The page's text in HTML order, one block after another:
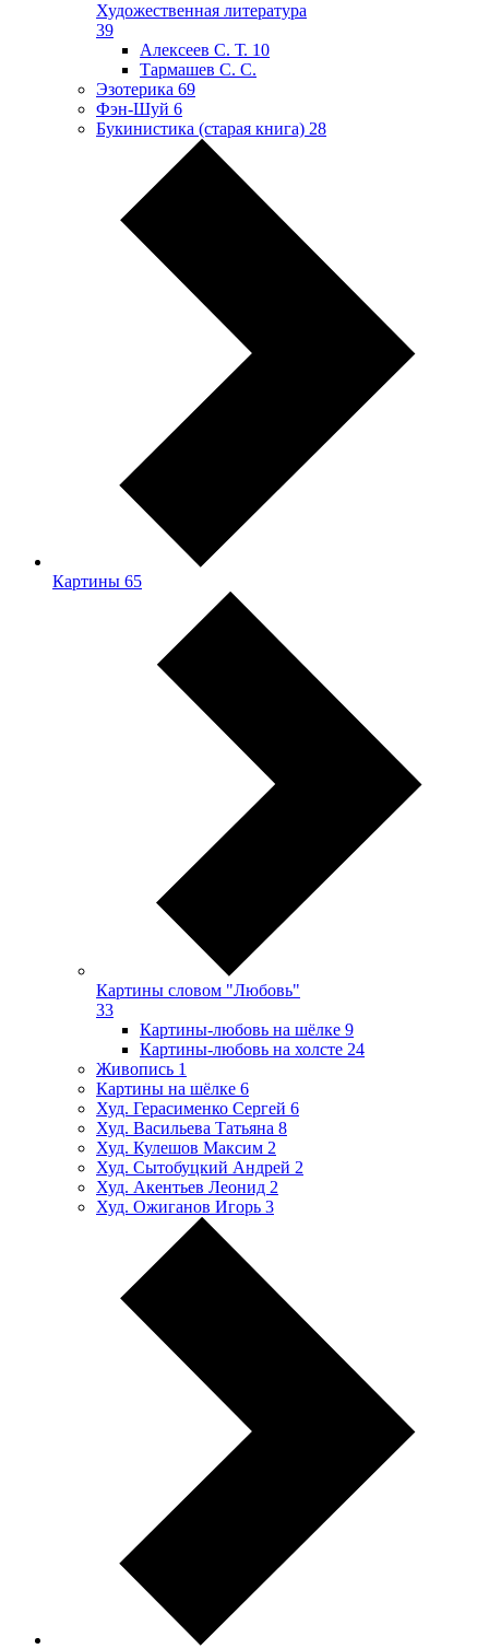
Художественная литература
39
Алексеев С. Т. 10
Тармашев С. С.
Эзотерика 69
Фэн-Шуй 6
Букинистика (старая книга) 28
Картины 65
Картины словом "Любовь"
33
Картины-любовь на шёлке 9
Картины-любовь на холсте 24
Живопись 1
Картины на шёлке 6
Худ. Герасименко Сергей 6
Худ. Васильева Татьяна 8
Худ. Кулешов Максим 2
Худ. Сытобуцкий Андрей 2
Худ. Акентьев Леонид 2
Худ. Ожиганов Игорь 3